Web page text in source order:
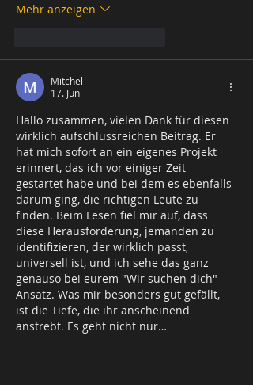
Mehr anzeigen
Mitchel
17. Juni
Hallo zusammen, vielen Dank für diesen
wirklich aufschlussreichen Beitrag. Er
hat mich sofort an ein eigenes Projekt
erinnert, das ich vor einiger Zeit
gestartet habe und bei dem es ebenfalls
darum ging, die richtigen Leute zu
finden. Beim Lesen fiel mir auf, dass
diese Herausforderung, jemanden zu
identifizieren, der wirklich passt,
universell ist, und ich sehe das ganz
genauso bei eurem "Wir suchen dich"-
Ansatz. Was mir besonders gut gefällt,
ist die Tiefe, die ihr anscheinend
anstrebt. Es geht nicht nur…